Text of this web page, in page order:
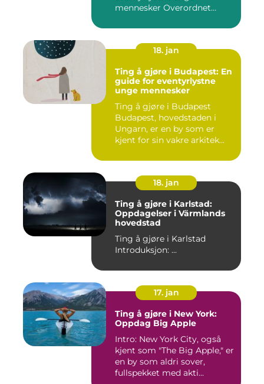
mennesker Overordnet
18. jan
Ting å gjøre i Budapest: En
guide for eventyrlystne
unge mennesker
Ting å gjøre i Budapest
Budapest, hovedstaden i
Ungarn, er en by som er
kjent for sin vakre arkitek...
18. jan
Ting å gjøre i Karlstad:
Oppdagelser i Värmlands
hovedstad
Ting å gjøre i Karlstad
Introduksjon: ...
17. jan
Ting å gjøre i New York:
Oppdag Big Apple
Intro: New York City, også
kjent som "The Big Apple," er
en by som aldri sover,
fullspekket med akti...